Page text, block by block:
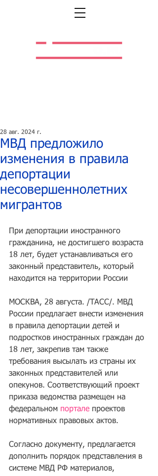
МВД предложило
изменения в правила
депортации
несовершеннолетних
мигрантов
28 авг. 2024 г.
При депортации иностранного
гражданина, не достигшего возраста
18 лет, будет устанавливаться его
законный представитель, который
находится на территории России
МОСКВА, 28 августа. /ТАСС/. МВД
России предлагает внести изменения
в правила депортации детей и
подростков иностранных граждан до
18 лет, закрепив там также
требования высылать из страны их
законных представителей или
опекунов. Соответствующий проект
приказа ведомства размещен на
федеральном портале проектов
нормативных правовых актов.
Согласно документу, предлагается
дополнить порядок представления в
системе МВД РФ материалов,